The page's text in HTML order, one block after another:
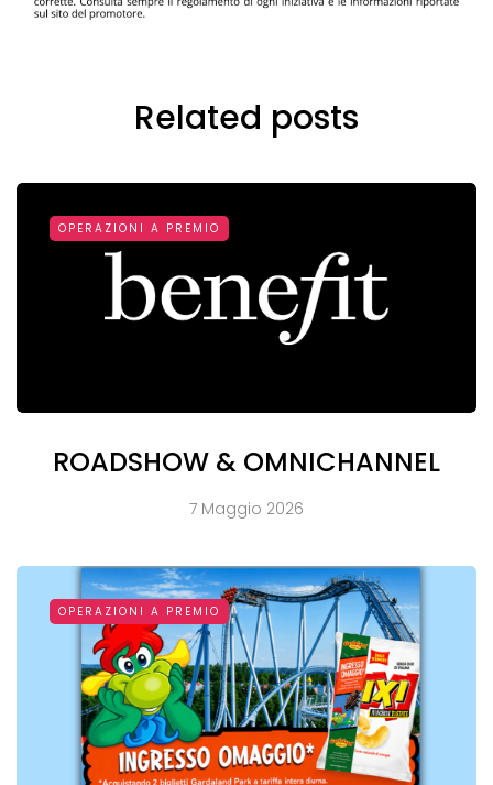
Related posts
OPERAZIONI A PREMIO
ROADSHOW & OMNICHANNEL
7 Maggio 2026
OPERAZIONI A PREMIO